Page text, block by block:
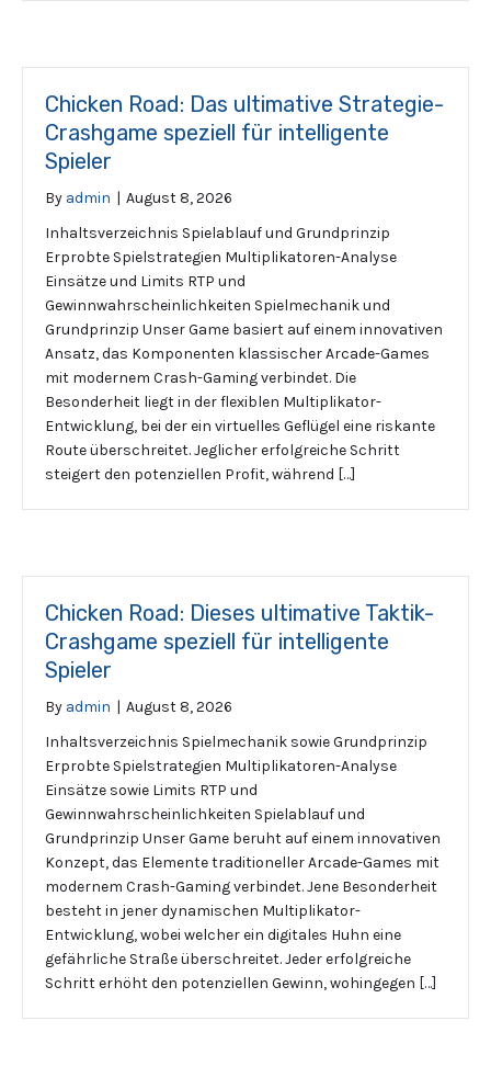
Chicken Road: Das ultimative Strategie-
Crashgame speziell für intelligente
Spieler
By admin | August 8, 2026
Inhaltsverzeichnis Spielablauf und Grundprinzip
Erprobte Spielstrategien Multiplikatoren-Analyse
Einsätze und Limits RTP und
Gewinnwahrscheinlichkeiten Spielmechanik und
Grundprinzip Unser Game basiert auf einem innovativen
Ansatz, das Komponenten klassischer Arcade-Games
mit modernem Crash-Gaming verbindet. Die
Besonderheit liegt in der flexiblen Multiplikator-
Entwicklung, bei der ein virtuelles Geflügel eine riskante
Route überschreitet. Jeglicher erfolgreiche Schritt
steigert den potenziellen Profit, während […]
Chicken Road: Dieses ultimative Taktik-
Crashgame speziell für intelligente
Spieler
By admin | August 8, 2026
Inhaltsverzeichnis Spielmechanik sowie Grundprinzip
Erprobte Spielstrategien Multiplikatoren-Analyse
Einsätze sowie Limits RTP und
Gewinnwahrscheinlichkeiten Spielablauf und
Grundprinzip Unser Game beruht auf einem innovativen
Konzept, das Elemente traditioneller Arcade-Games mit
modernem Crash-Gaming verbindet. Jene Besonderheit
besteht in jener dynamischen Multiplikator-
Entwicklung, wobei welcher ein digitales Huhn eine
gefährliche Straße überschreitet. Jeder erfolgreiche
Schritt erhöht den potenziellen Gewinn, wohingegen […]